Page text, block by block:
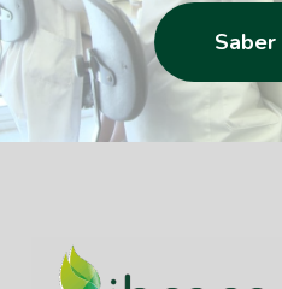
Saber